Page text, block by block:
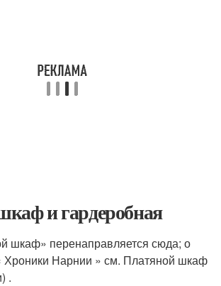
и гардеробная
шкаф» перенаправляется сюда; о
Хроники Нарнии » см. Платяной шкаф
.